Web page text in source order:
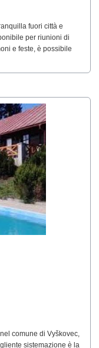
fuori città e
per riunioni di
e feste, è possibile
comune di Vyškovec,
sistemazione è la